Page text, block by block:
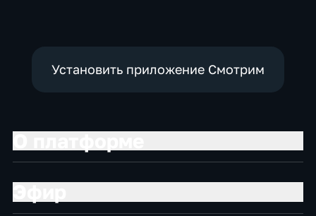
Установить приложение Смотрим